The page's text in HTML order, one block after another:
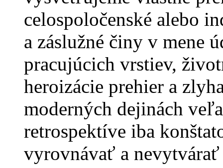
celospoločenské alebo
a záslužné činy v mene
pracujúcich vrstiev,
heroizácie prehier a
moderných dejinách
retrospektíve iba
vyrovnávať a